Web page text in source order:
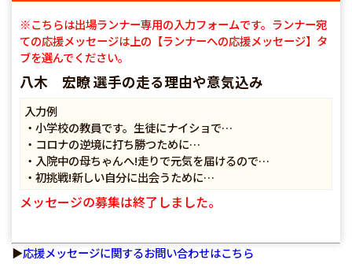
※こちらは出場ランナー専用の入力フォームです。ランナー宛
ての応援メッセージは上の【ランナーへの応援メッセージ】タ
ブを選んでください。
八木 宏瞭 選手の走る理由や意気込み
入力例
・小学校の教員です。生徒にナイショで…
・コロナの逆境に打ち勝つために…
・入院中の母ちゃんへ!走りで元気を届けるので…
・初挑戦!新しい自分に出会うために…
メッセージの募集は終了しました。
▶応援メッセージに関するお問い合わせはこちら